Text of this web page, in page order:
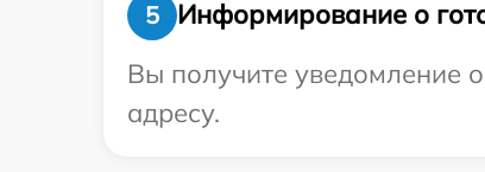
5
Информирование о
Вы получите уведомление
адресу.